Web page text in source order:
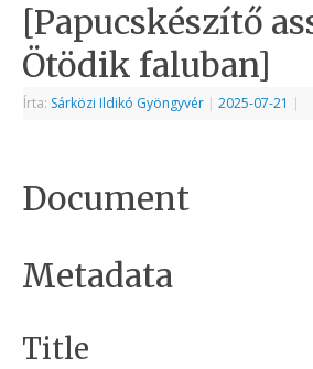
[Papucskészítő
Ötödik faluban]
Írta: Sárközi Ildikó Gyöngyvér | 2025-07-21 |
Document
Metadata
Title